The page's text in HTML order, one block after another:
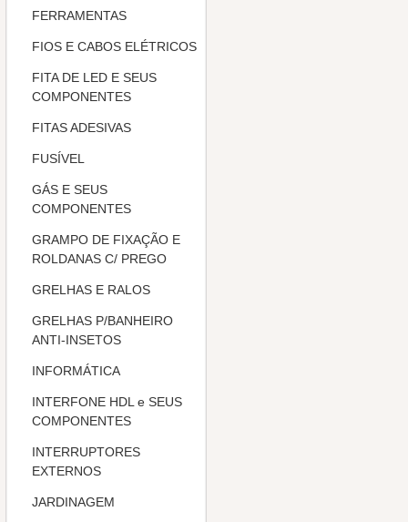
FERRAMENTAS
FIOS E CABOS ELÉTRICOS
FITA DE LED E SEUS
COMPONENTES
FITAS ADESIVAS
FUSÍVEL
GÁS E SEUS
COMPONENTES
GRAMPO DE FIXAÇÃO E
ROLDANAS C/ PREGO
GRELHAS E RALOS
GRELHAS P/BANHEIRO
ANTI-INSETOS
INFORMÁTICA
INTERFONE HDL e SEUS
COMPONENTES
INTERRUPTORES
EXTERNOS
JARDINAGEM